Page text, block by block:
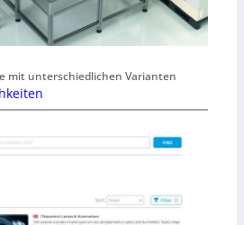
mit unterschiedlichen Varianten